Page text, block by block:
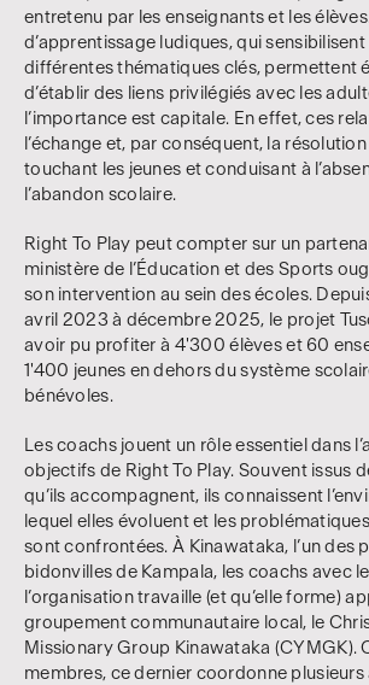
entretenu par les enseignants et les
d’apprentissage ludiques, qui sensibilisent
différentes thématiques clés, permettent
d’établir des liens privilégiés avec les
l’importance est capitale. En effet, ces
l’échange et, par conséquent, la
touchant les jeunes et conduisant à
l’abandon scolaire.
Right To Play peut compter sur un
ministère de l’Éducation et des Sports
son intervention au sein des écoles.
avril 2023 à décembre 2025, le projet
avoir pu profiter à 4'300 élèves et 60
1'400 jeunes en dehors du système
bénévoles.
Les coachs jouent un rôle essentiel dans
objectifs de Right To Play. Souvent issus
qu’ils accompagnent, ils connaissent
lequel elles évoluent et les
sont confrontées. À Kinawataka, l’un des
bidonvilles de Kampala, les coachs avec
l’organisation travaille (et qu’elle forme)
groupement communautaire local, le
Missionary Group Kinawataka (CYMGK).
membres, ce dernier coordonne